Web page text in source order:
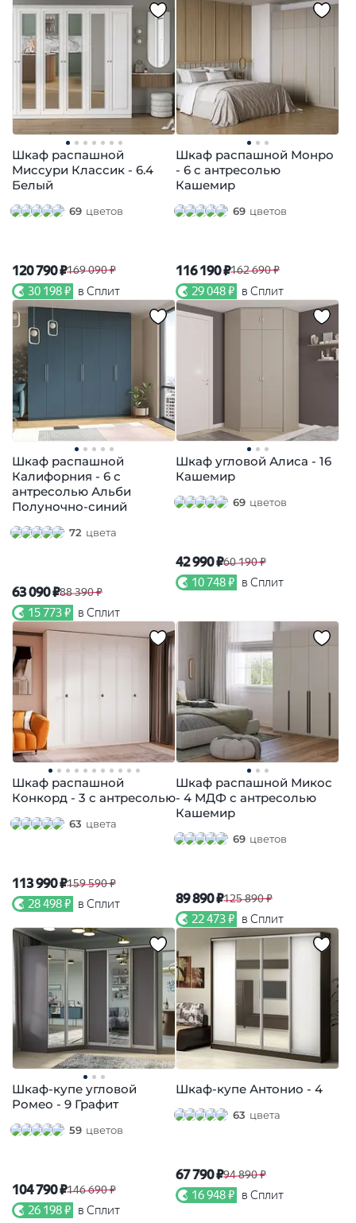
Шкаф распашной
Миссури Классик - 6.4
Белый
69 цветов
120 790 ₽169 090 ₽
30 198 ₽ в Сплит
Шкаф распашной Монро
- 6 с антресолью
Кашемир
69 цветов
116 190 ₽162 690 ₽
29 048 ₽ в Сплит
Шкаф распашной
Калифорния - 6 с
антресолью Альби
Полуночно-синий
72 цвета
63 090 ₽88 390 ₽
15 773 ₽ в Сплит
Шкаф угловой Алиса - 16
Кашемир
69 цветов
42 990 ₽60 190 ₽
10 748 ₽ в Сплит
Шкаф распашной
Конкорд - 3 с антресолью
63 цвета
113 990 ₽159 590 ₽
28 498 ₽ в Сплит
Шкаф распашной Микос
- 4 МДФ с антресолью
Кашемир
69 цветов
89 890 ₽125 890 ₽
22 473 ₽ в Сплит
Шкаф-купе угловой
Ромео - 9 Графит
59 цветов
104 790 ₽146 690 ₽
26 198 ₽ в Сплит
Шкаф-купе Антонио - 4
63 цвета
67 790 ₽94 890 ₽
16 948 ₽ в Сплит